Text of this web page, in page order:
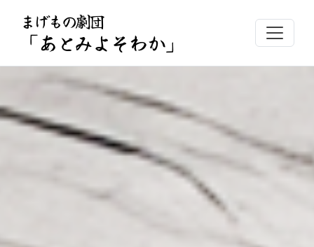
まげもの劇団
「あとみよそわか」